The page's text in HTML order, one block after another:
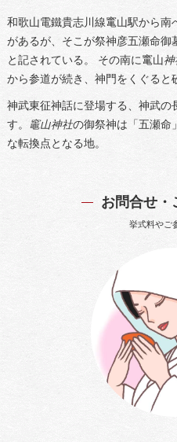
和歌山電鐵貴志川線竃山駅から南
があるが、そこが祭神彦五瀬命御
と記されている。 その南に竃山神
から参道が続き、神門をくぐると
神武東征神話に登場する、神武の
す。
竈山神社の御祭神は「五瀬命
な転換点となる地。
お問合せ・
挙式料やご